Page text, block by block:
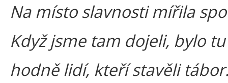
Na místo slavnosti mířila
Když jsme tam dojeli, bylo
hodně lidí, kteří stavěli